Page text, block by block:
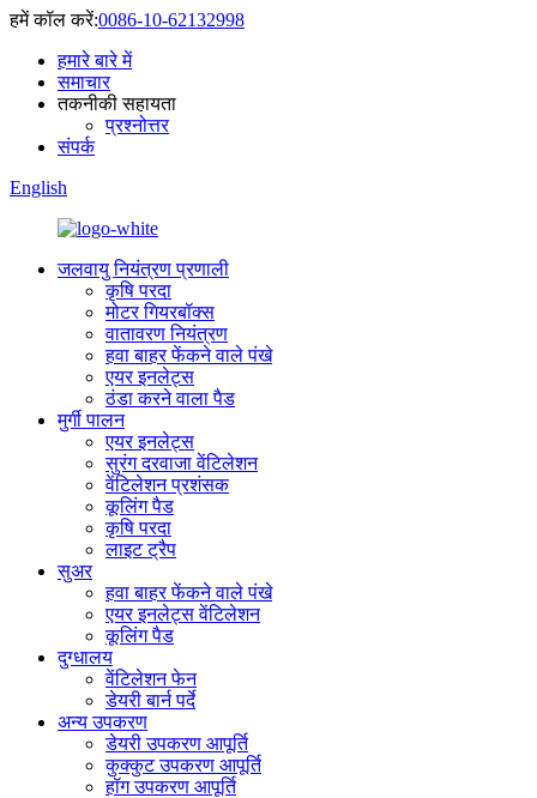
हमें कॉल करें:0086-10-62132998
हमारे बारे में
समाचार
तकनीकी सहायता
प्रश्नोत्तर
संपर्क
English
जलवायु नियंत्रण प्रणाली
कृषि परदा
मोटर गियरबॉक्स
वातावरण नियंत्रण
हवा बाहर फेंकने वाले पंखे
एयर इनलेट्स
ठंडा करने वाला पैड
मुर्गी पालन
एयर इनलेट्स
सुरंग दरवाजा वेंटिलेशन
वेंटिलेशन प्रशंसक
कूलिंग पैड
कृषि परदा
लाइट ट्रैप
सुअर
हवा बाहर फेंकने वाले पंखे
एयर इनलेट्स वेंटिलेशन
कूलिंग पैड
दुग्धालय
वेंटिलेशन फेन
डेयरी बार्न पर्दे
अन्य उपकरण
डेयरी उपकरण आपूर्ति
कुक्कुट उपकरण आपूर्ति
हॉग उपकरण आपूर्ति